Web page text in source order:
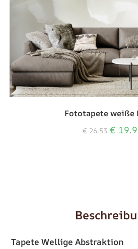
Fototapete weiße
€26.53 €
Tapete Wellige Abstraktion